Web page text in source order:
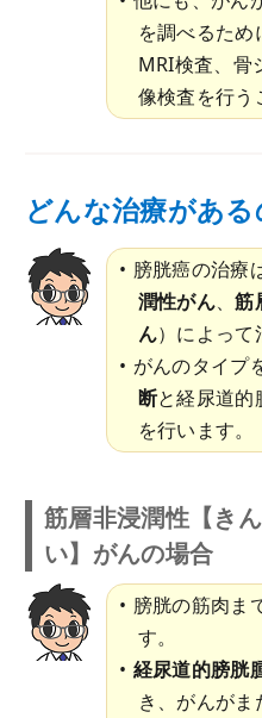
を調べるため
MRI検査、骨
像検査を行う
どんな治療がある
膀胱癌の治療
潤性がん、筋
ん）によって
がんのタイプ
断と経尿道的
を行います。
筋層非浸潤性【き
い】がんの場合
膀胱の筋肉ま
す。
経尿道的膀胱
き、がんがま